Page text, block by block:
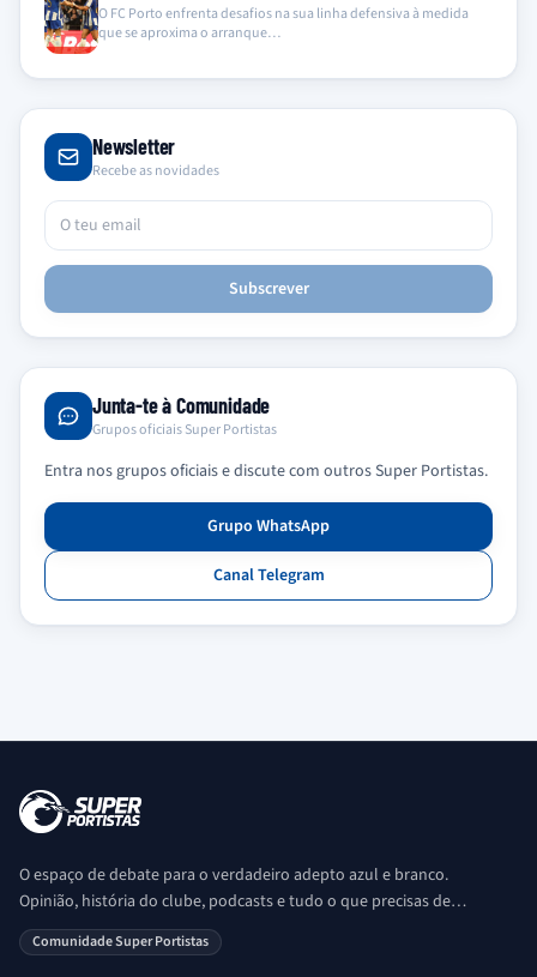
O FC Porto enfrenta desafios na sua linha defensiva à medida
que se aproxima o arranque…
Newsletter
Recebe as novidades
Subscrever
Junta-te à Comunidade
Grupos oficiais Super Portistas
Entra nos grupos oficiais e discute com outros Super Portistas.
Grupo WhatsApp
Canal Telegram
O espaço de debate para o verdadeiro adepto azul e branco.
Opinião, história do clube, podcasts e tudo o que precisas de
saber sobre o universo Porto. Ser Porto é aqui!
Comunidade Super Portistas